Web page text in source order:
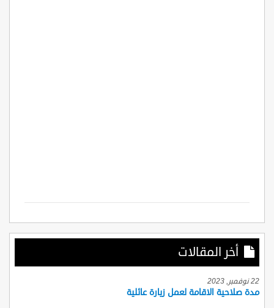
أخر المقالات
22 نوفمبر, 2023
مدة صلاحية الاقامة لعمل زيارة عائلية